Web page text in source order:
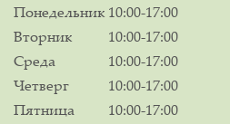
Понедельник 10:00-17:00
Вторник
10:00-17:00
Среда
10:00-17:00
Четверг
10:00-17:00
Пятница
10:00-17:00